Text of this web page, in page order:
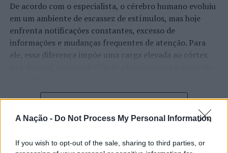
A Nação - Do Not Process My Personal Information
If you wish to opt-out of the sale, sharing to third parties, or
De acordo com o especialista, o cérebro humano evoluiu
em um ambiente de escassez de estímulos, mas hoje
enfrenta notificações constantes, excesso de
informações e mudanças frequentes de atenção. Para
ele, essa diferença impõe uma carga elevada ao córtex
O pesquisador afirma que plataformas digitais também
estimulam continuamente o sistema de recompensa do
cérebro, favorecendo a fadiga mental, a dificuldade de
manter a atenção e a procrastinação. Na sua visão,
tarefas inacabadas permanecem ativas na memória e
CONTINUAR A LER
ATUALIDADE